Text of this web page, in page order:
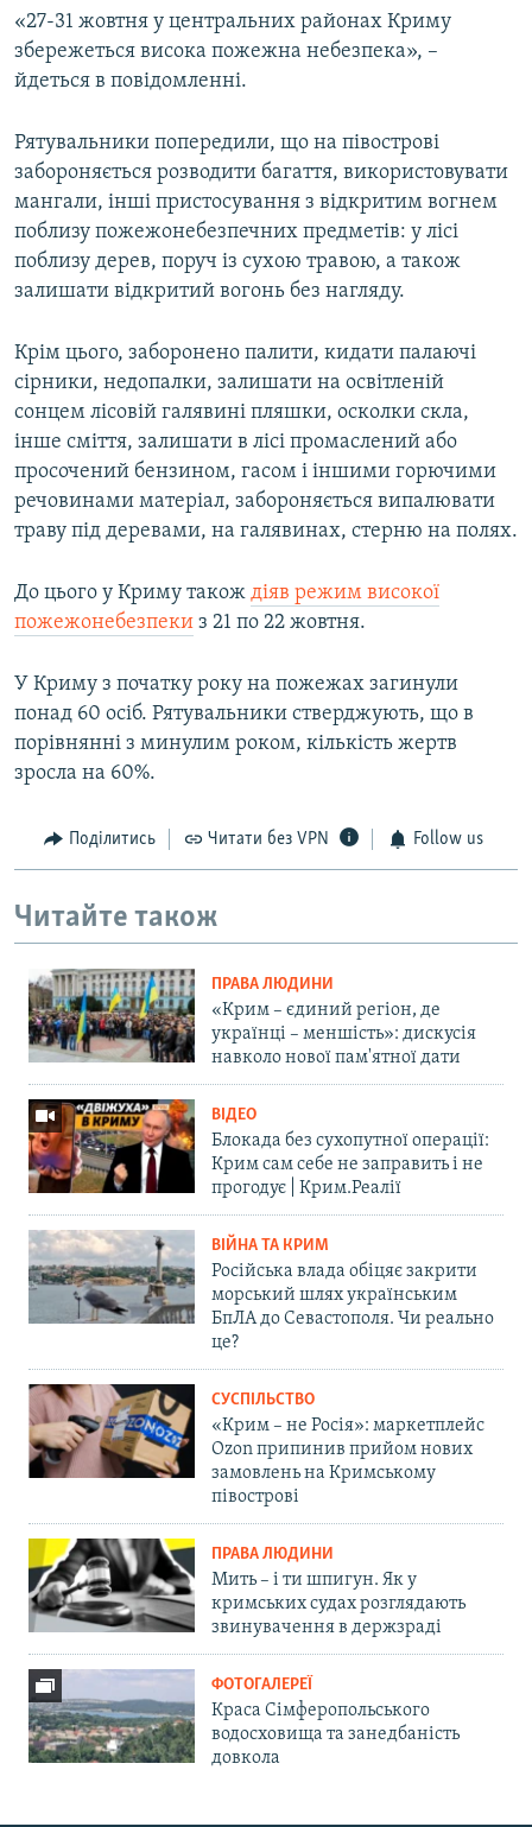
«27-31 жовтня у центральних районах Криму
збережеться висока пожежна небезпека», –
йдеться в повідомленні.
Рятувальники попередили, що на півострові
забороняється розводити багаття, використовувати
мангали, інші пристосування з відкритим вогнем
поблизу пожежонебезпечних предметів: у лісі
поблизу дерев, поруч із сухою травою, а також
залишати відкритий вогонь без нагляду.
Крім цього, заборонено палити, кидати палаючі
сірники, недопалки, залишати на освітленій
сонцем лісовій галявині пляшки, осколки скла,
інше сміття, залишати в лісі промаслений або
просочений бензином, гасом і іншими горючими
речовинами матеріал, забороняється випалювати
траву під деревами, на галявинах, стерню на полях.
До цього у Криму також діяв режим високої
пожежонебезпеки з 21 по 22 жовтня.
У Криму з початку року на пожежах загинули
понад 60 осіб. Рятувальники стверджують, що в
порівнянні з минулим роком, кількість жертв
зросла на 60%.
Поділитись Читати без VPN Follow us
Читайте також
ПРАВА ЛЮДИНИ
«Крим – єдиний регіон, де
українці – меншість»: дискусія
навколо нової пам'ятної дати
ВІДЕО
Блокада без сухопутної операції:
Крим сам себе не заправить і не
прогодує | Крим.Реалії
ВІЙНА ТА КРИМ
Російська влада обіцяє закрити
морський шлях українським
БпЛА до Севастополя. Чи реально
це?
СУСПІЛЬСТВО
«Крим – не Росія»: маркетплейс
Ozon припинив прийом нових
замовлень на Кримському
півострові
ПРАВА ЛЮДИНИ
Мить – і ти шпигун. Як у
кримських судах розглядають
звинувачення в держзраді
ФОТОГАЛЕРЕЇ
Краса Сімферопольського
водосховища та занедбаність
довкола